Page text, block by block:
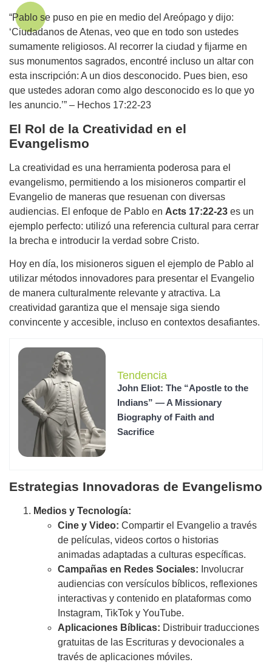
“Pablo se puso en pie en medio del Areópago y dijo:
‘Ciudadanos de Atenas, veo que en todo son ustedes
sumamente religiosos. Al recorrer la ciudad y fijarme en
sus monumentos sagrados, encontré incluso un altar con
esta inscripción: A un dios desconocido. Pues bien, eso
que ustedes adoran como algo desconocido es lo que yo
les anuncio.’” – Hechos 17:22-23
El Rol de la Creatividad en el
Evangelismo
La creatividad es una herramienta poderosa para el
evangelismo, permitiendo a los misioneros compartir el
Evangelio de maneras que resuenan con diversas
audiencias. El enfoque de Pablo en Acts 17:22-23 es un
ejemplo perfecto: utilizó una referencia cultural para cerrar
la brecha e introducir la verdad sobre Cristo.
Hoy en día, los misioneros siguen el ejemplo de Pablo al
utilizar métodos innovadores para presentar el Evangelio
de manera culturalmente relevante y atractiva. La
creatividad garantiza que el mensaje siga siendo
convincente y accesible, incluso en contextos desafiantes.
Tendencia
John Eliot: The “Apostle to the
Indians” — A Missionary
Biography of Faith and
Sacrifice
Estrategias Innovadoras de Evangelismo
Medios y Tecnología:
Cine y Video: Compartir el Evangelio a través
de películas, videos cortos o historias
animadas adaptadas a culturas específicas.
Campañas en Redes Sociales: Involucrar
audiencias con versículos bíblicos, reflexiones
interactivas y contenido en plataformas como
Instagram, TikTok y YouTube.
Aplicaciones Bíblicas: Distribuir traducciones
gratuitas de las Escrituras y devocionales a
través de aplicaciones móviles.